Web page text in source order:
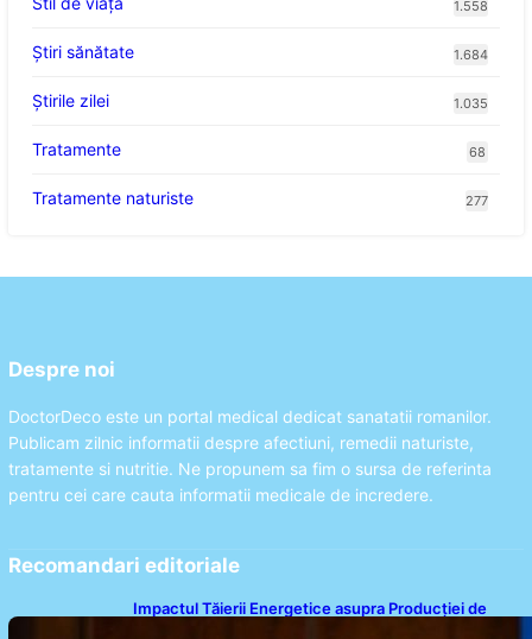
1.558
Ştiri sănătate 1.684
Știrile zilei 1.035
Tratamente 68
Tratamente naturiste 277
Despre noi
DoctorDeco este un portal medical dedicat sanatatii romanilor.
Publicam zilnic informatii despre afectiuni, remedii naturiste,
tratamente si nutritie. Ne propunem sa fim o sursa de referinta
pentru cei care cauta informatii medicale de incredere.
Recomandari editoriale
Impactul Tăierii Energetice asupra Producției de